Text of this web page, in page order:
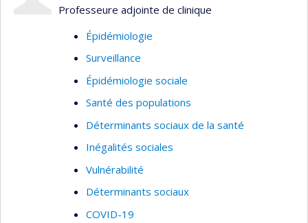
projet de démonstration d’un système intégré
de services pour les personnes âgées (SIPA).
Professeure adjointe de clinique
Épidémiologie
Surveillance
Épidémiologie sociale
Santé des populations
Déterminants sociaux de la santé
Inégalités sociales
Vulnérabilité
Déterminants sociaux
COVID-19